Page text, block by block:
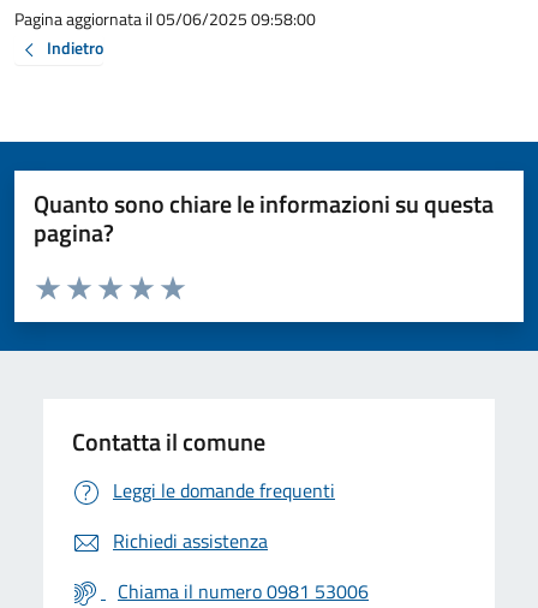
Pagina aggiornata il 05/06/2025 09:58:00
Indietro
Quanto sono chiare le informazioni su questa
pagina?
Valuta da 1 a 5 stelle la pagina
Valuta 5 stelle su 5
Valuta 4 stelle su 5
Valuta 3 stelle su 5
Valuta 2 stelle su 5
Valuta 1 stelle su 5
Contatta il comune
Leggi le domande frequenti
Richiedi assistenza
Chiama il numero 0981 53006